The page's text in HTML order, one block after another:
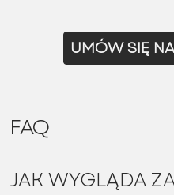
UMÓW SIĘ
FAQ
JAK WYGLĄDA